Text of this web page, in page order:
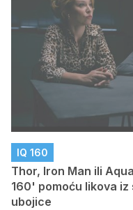
IQ 160
Thor, Iron Man ili
160' pomoću likova
ubojice